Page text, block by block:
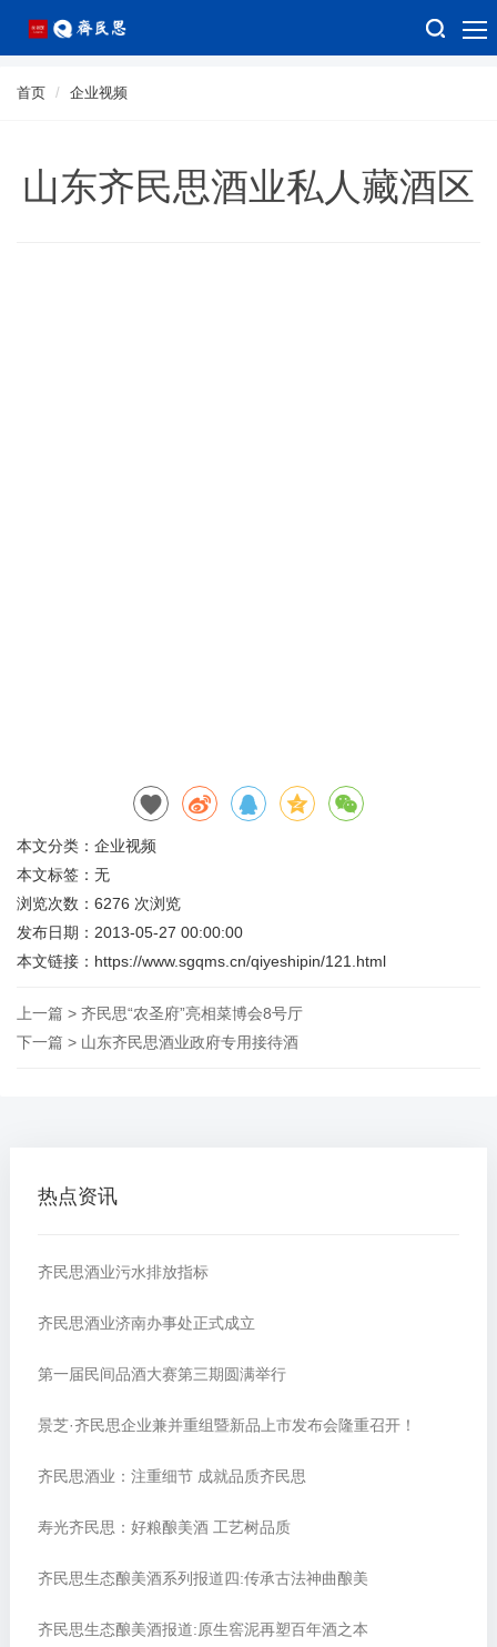
首页 企业视频
山东齐民思酒业私人藏酒区
本文分类： 企业视频
本文标签：无
浏览次数： 6276 次浏览
发布日期：2013-05-27 00:00:00
本文链接： https://www.sgqms.cn/qiyeshipin/121.html
上一篇 > 齐民思“农圣府”亮相菜博会8号厅
下一篇 > 山东齐民思酒业政府专用接待酒
热点资讯
齐民思酒业污水排放指标
齐民思酒业济南办事处正式成立
第一届民间品酒大赛第三期圆满举行
景芝·齐民思企业兼并重组暨新品上市发布会隆重召开！
齐民思酒业：注重细节 成就品质齐民思
寿光齐民思：好粮酿美酒 工艺树品质
齐民思生态酿美酒系列报道四:传承古法神曲酿美
齐民思生态酿美酒报道:原生窖泥再塑百年酒之本